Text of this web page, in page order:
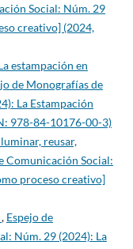
Social: Núm. 29
creativo] (2024,
estampación en
de Monografías de
La Estampación
978-84-10176-00-3)
reusar,
Comunicación Social:
proceso creativo]
, Espejo de
Núm. 29 (2024): La